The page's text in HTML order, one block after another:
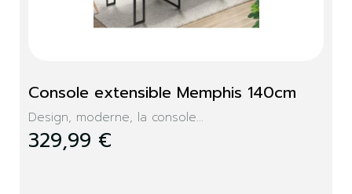
Console extensible Memphis 140cm
Design, moderne, la console...
329,99 €